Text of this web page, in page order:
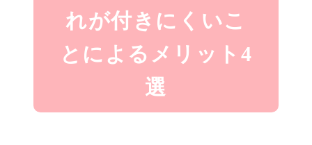
れが付きにくいこ
とによるメリット4
選